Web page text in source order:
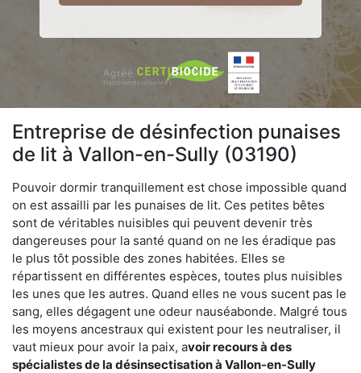
Entreprise de désinfection punaises
de lit à Vallon-en-Sully (03190)
Pouvoir dormir tranquillement est chose impossible quand
on est assailli par les punaises de lit. Ces petites bêtes
sont de véritables nuisibles qui peuvent devenir très
dangereuses pour la santé quand on ne les éradique pas
le plus tôt possible des zones habitées. Elles se
répartissent en différentes espèces, toutes plus nuisibles
les unes que les autres. Quand elles ne vous sucent pas le
sang, elles dégagent une odeur nauséabonde. Malgré tous
les moyens ancestraux qui existent pour les neutraliser, il
vaut mieux pour avoir la paix, avoir recours à des
spécialistes de la désinsectisation à Vallon-en-Sully